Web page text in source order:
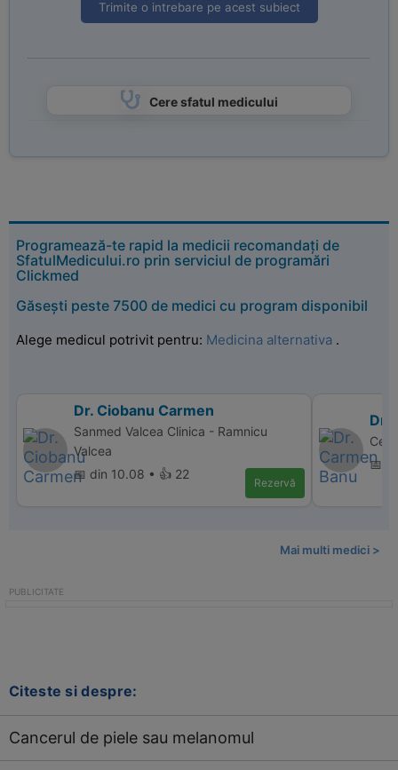
Trimite o intrebare pe acest subiect
Cere sfatul medicului
Programează-te rapid la medicii recomandați de
SfatulMedicului.ro prin serviciul de programări
Clickmed
Găsești peste 7500 de medici cu program disponibil
Alege medicul potrivit pentru: Medicina alternativa .
Dr. Ciobanu Carmen
Sanmed Valcea Clinica - Ramnicu
Valcea
📅 din 10.08 • 👍 22
Rezervă
Dr.
📅
Mai multi medici >
Citeste si despre:
Cancerul de piele sau melanomul